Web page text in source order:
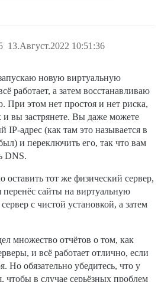
13.Август.2022 10:51:36
новую виртуальную
работает, а затем восстанавливаю
При этом нет простоя и нет риска,
и вы застрянете. Вы даже можете
IP-адрес (как там это называется в
и переключить его, так что вам
DNS.
тот же физический сервер,
перенёс сайты на виртуальную
с чистой установкой, а затем
множество отчётов о том, как
и всё работает отлично, если
Но обязательно убедитесь, что у
чтобы в случае серьёзных проблем